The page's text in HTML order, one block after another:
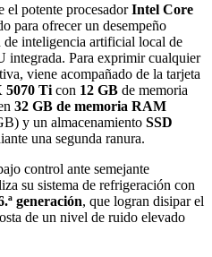
el potente procesadorIntel Core
para ofrecer un desempeño
inteligencia artificial local de
integrada. Para exprimir cualquier
viene acompañado de la tarjeta
5070 Ti con 12 GB de memoria
32 GB de memoria RAM
y un almacenamiento SSD
una segunda ranura.
control ante semejante
su sistema de refrigeración con
generación, que logran disipar el
de un nivel de ruido elevado